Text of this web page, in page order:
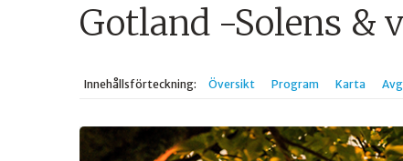
Gotland -Solens &
Innehållsförteckning Översikt Program Karta